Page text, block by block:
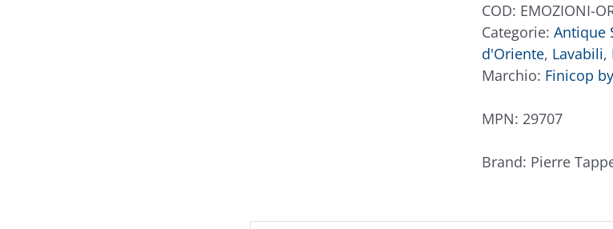
Caramello
quantità
COD: EMOZIONI-
Categorie: Antique
d'Oriente, Lavabili,
Marchio: Finicop
MPN: 29707
Brand: Pierre